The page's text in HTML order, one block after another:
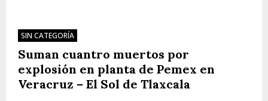
SIN CATEGORÍA
Suman cuantro muertos por
explosión en planta de Pemex en
Veracruz – El Sol de Tlaxcala